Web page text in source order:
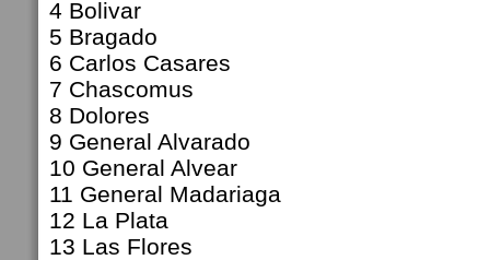
4 Bolivar
5 Bragado
6 Carlos Casares
7 Chascomus
8 Dolores
9 General Alvarado
10 General Alvear
11 General Madariaga
12 La Plata
13 Las Flores